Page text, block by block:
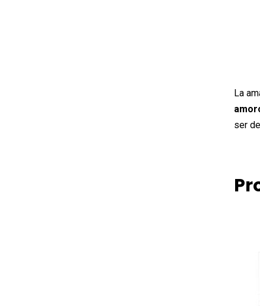
La
ser